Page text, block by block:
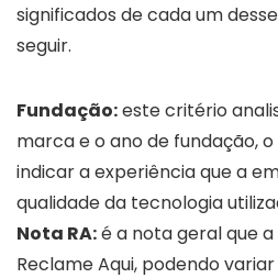
significados de cada um
seguir.
Fundação:este critério
marca e o ano de fundação,
indicar a experiência que a
qualidade da tecnologia
Nota RA:é a nota geral que
Reclame Aqui, podendo